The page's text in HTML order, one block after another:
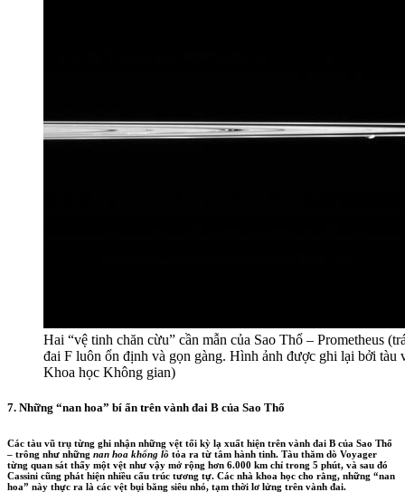
Hai “vệ tinh chăn cừu” cần mẫn của Sao Thổ – Prometheus
đai F luôn ổn định và gọn gàng. Hình ảnh được ghi lại bởi
Khoa học Không gian)
7. Những “nan hoa” bí ẩn trên vành đai B của Sao Thổ
Các tàu vũ trụ từng ghi nhận những vệt tối kỳ lạ xuất hiện trên vành đai B của Sao Thổ
– trông như những nan hoa khổng lồ tỏa ra từ tâm hành tinh. Tàu thăm dò Voyager
từng quan sát thấy một vệt như vậy mở rộng hơn 6.000 km chỉ trong 5 phút, và sau đó
Cassini cũng phát hiện nhiều cấu trúc tương tự. Các nhà khoa học cho rằng, những “nan
hoa” này thực ra là các vệt bụi băng siêu nhỏ, tạm thời lơ lửng trên vành đai.